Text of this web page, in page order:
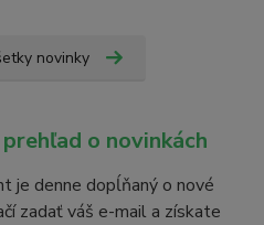
novinky
o novinkách
je denne dopĺňaný o nové
zadať váš e-mail a získate